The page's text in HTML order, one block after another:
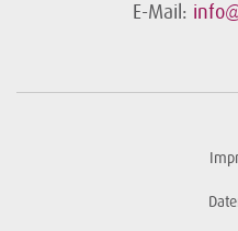
E-Mail: